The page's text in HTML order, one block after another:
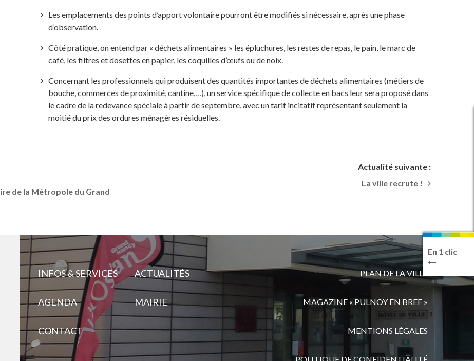
Les emplacements des points d’apport volontaire pourront être modifiés si nécessaire, après une phase
d’observation.
Côté pratique, on entend par « déchets alimentaires » les épluchures, les restes de repas, le pain, le marc de
café, les filtres et dosettes en papier, les coquilles d’œufs ou de noix.
Concernant les professionnels qui produisent des quantités importantes de déchets alimentaires (métiers de
bouche, commerces de proximité, cantine,…), un service spécifique de collecte en bacs leur sera proposé dans
le cadre de la redevance spéciale à partir de septembre, avec un tarif incitatif représentant seulement la
moitié du prix des ordures ménagères résiduelles.
de la Métropole du Grand
Actualité suivante :
La ville recrute !
En 1 clic
INFOS & SERVICES ACTUALITÉS
AGENDA MAIRIE
CONTACT
PLAN DE LA VILLE
MAGAZINE « PULNOY EN BREF »
MENTIONS LÉGALES